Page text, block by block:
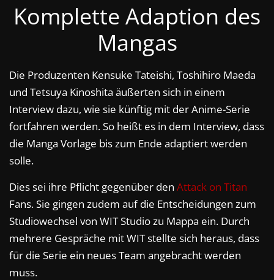
Komplette Adaption des
Mangas
Die Produzenten Kensuke Tateishi, Toshihiro Maeda
und Tetsuya Kinoshita äußerten sich in einem
Interview dazu, wie sie künftig mit der Anime-Serie
fortfahren werden. So heißt es in dem Interview, dass
die Manga Vorlage bis zum Ende adaptiert werden
solle.
Dies sei ihre Pflicht gegenüber den Attack on Titan
Fans. Sie gingen zudem auf die Entscheidungen zum
Studiowechsel von WIT Studio zu Mappa ein. Durch
mehrere Gespräche mit WIT stellte sich heraus, dass
für die Serie ein neues Team angebracht werden
muss.